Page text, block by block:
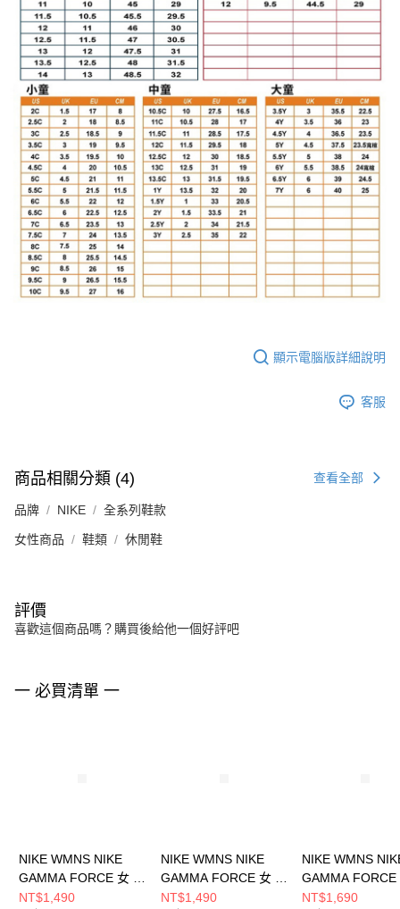
顯示電腦版詳細說明
客服
商品相關分類 (4) 查看全部
品牌 NIKE 全系列鞋款
女性商品 鞋類 休閒鞋
評價
喜歡這個商品嗎？購買後給他一個好評吧
一 必買清單 一
NIKE WMNS NIKE
GAMMA FORCE 女 休
閒鞋 DX9176105
NT$1,490
NIKE WMNS NIKE
GAMMA FORCE 女 休
閒鞋 DX9176106
NT$1,490
NIKE WMNS
GAMMA FORCE
閒鞋 DX9176005
NT$1,690